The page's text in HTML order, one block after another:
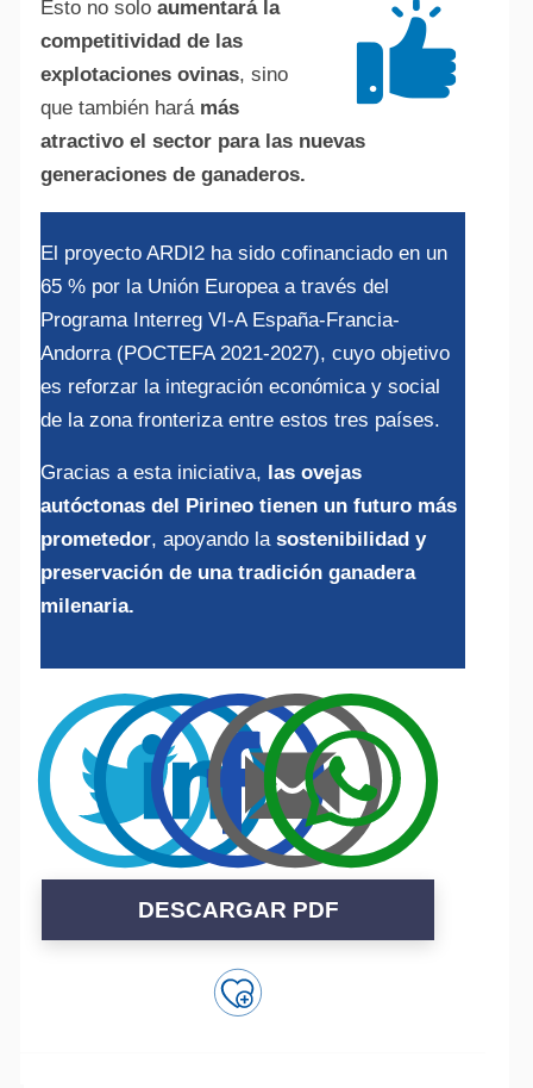
Esto no solo aumentará la
competitividad de las
explotaciones ovinas, sino
que también hará más
atractivo el sector para las nuevas
generaciones de ganaderos.
El proyecto ARDI2 ha sido cofinanciado en un
65 % por la Unión Europea a través del
Programa Interreg VI-A España-Francia-
Andorra (POCTEFA 2021-2027), cuyo objetivo
es reforzar la integración económica y social
de la zona fronteriza entre estos tres países.
Gracias a esta iniciativa, las ovejas
autóctonas del Pirineo tienen un futuro más
prometedor, apoyando la sostenibilidad y
preservación de una tradición ganadera
milenaria.
DESCARGAR PDF